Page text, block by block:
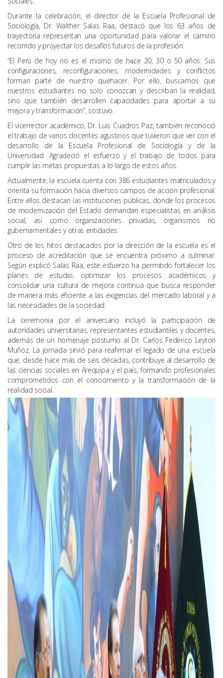
Durante la celebración, el director de la Escuela Profesional de
Sociología, Dr. Walther Salas Raa, destacó que los 63 años de
trayectoria representan una oportunidad para valorar el camino
recorrido y proyectar los desafíos futuros de la profesión.
“El Perú de hoy no es el mismo de hace 20, 30 o 50 años. Sus
configuraciones, reconfiguraciones, modernidades y conflictos
forman parte de nuestro quehacer. Por ello, buscamos que
nuestros estudiantes no solo conozcan y describan la realidad,
sino que también desarrollen capacidades para aportar a su
mejora y transformación”, sostuvo.
El vicerrector académico, Dr. Luis Cuadros Paz, también reconoció
el trabajo de varios docentes agustinos que tuvieron que ver con el
desarrollo de la Escuela Profesional de Sociología y de la
Universidad. Agradeció el esfuerzo y el trabajo de todos para
cumplir las metas propuestas a lo largo de estos años.
Actualmente, la escuela cuenta con 386 estudiantes matriculados y
orienta su formación hacia diversos campos de acción profesional.
Entre ellos destacan las instituciones públicas, donde los procesos
de modernización del Estado demandan especialistas en análisis
social, así como organizaciones privadas, organismos no
gubernamentales y otras entidades.
Otro de los hitos destacados por la dirección de la escuela es el
proceso de acreditación que se encuentra próximo a culminar.
Según explicó Salas Raa, este esfuerzo ha permitido fortalecer los
planes de estudio, optimizar los procesos académicos y
consolidar una cultura de mejora continua que busca responder
de manera más eficiente a las exigencias del mercado laboral y a
las necesidades de la sociedad.
La ceremonia por el aniversario incluyó la participación de
autoridades universitarias, representantes estudiantiles y docentes,
además de un homenaje póstumo al Dr. Carlos Federico Leyton
Muñoz. La jornada sirvió para reafirmar el legado de una escuela
que, desde hace más de seis décadas, contribuye al desarrollo de
las ciencias sociales en Arequipa y el país, formando profesionales
comprometidos con el conocimiento y la transformación de la
realidad social.